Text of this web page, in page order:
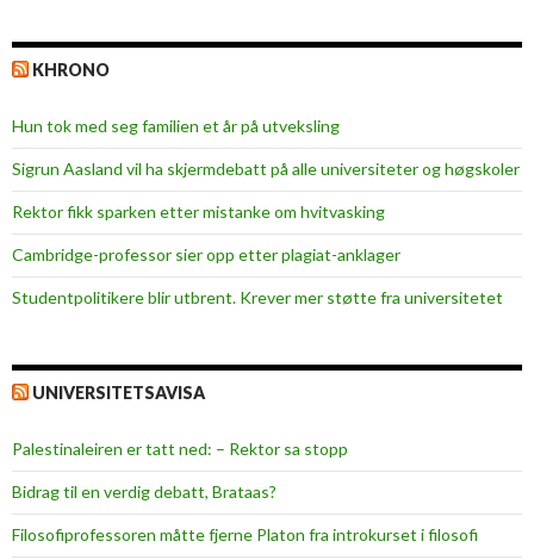
KHRONO
Hun tok med seg familien et år på utveksling
Sigrun Aasland vil ha skjerm­debatt på alle universiteter og høgskoler
Rektor fikk sparken etter mistanke om hvitvasking
Cambridge-professor sier opp etter plagiat-anklager
Studentpolitikere blir utbrent. Krever mer støtte fra universitetet
UNIVERSITETSAVISA
Palestinaleiren er tatt ned: – Rektor sa stopp
Bidrag til en verdig debatt, Brataas?
Filosofiprofessoren måtte fjerne Platon fra introkurset i filosofi